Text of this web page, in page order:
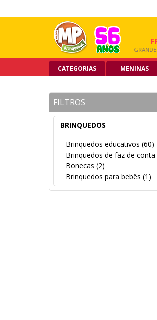
10X SEM JUROS
NO CARTÃO DE CRÉDITO GRANDE SP
CATEGORIAS MENINAS
FILTROS
BRINQUEDOS
Brinquedos educativos (60)
Brinquedos de faz de conta
Bonecas (2)
Brinquedos para bebês (1)